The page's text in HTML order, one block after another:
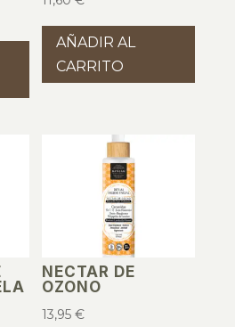
AÑADIR AL
CARRITO
NECTAR DE
OZONO
13,95€